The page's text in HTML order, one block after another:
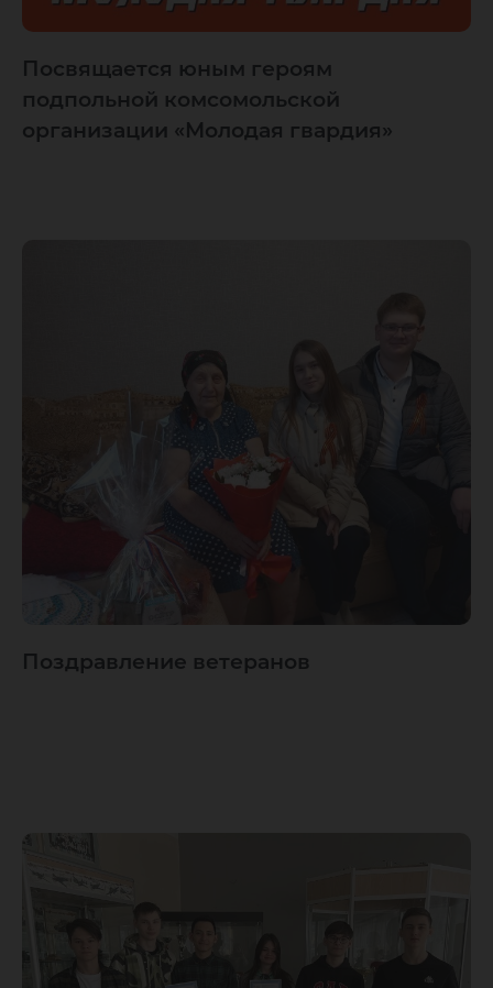
Посвящается юным героям
подпольной комсомольской
организации «Молодая гвардия»
Поздравление ветеранов